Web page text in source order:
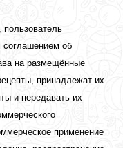
соглашениемоб
на размещённые
принадлежат их
и передавать их
применение